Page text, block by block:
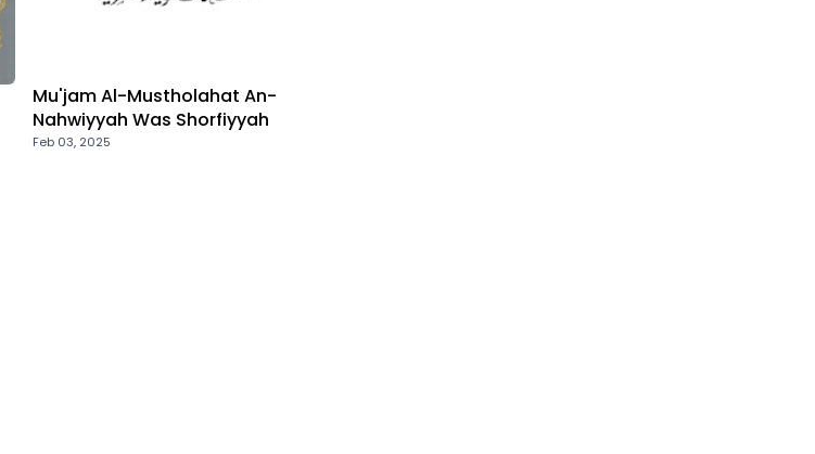
Mu'jam Al-Mustholahat An-
Nahwiyyah Was Shorfiyyah
Feb 03, 2025